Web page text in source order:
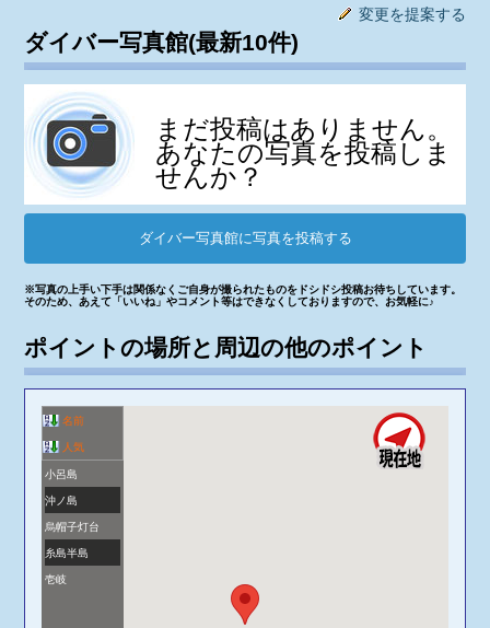
変更を提案する
ダイバー写真館(最新10件)
まだ投稿はありません。
あなたの写真を投稿しま
せんか？
ダイバー写真館に写真を投稿する
※写真の上手い下手は関係なくご自身が撮られたものをドシドシ投稿お待ちしています。
そのため、あえて「いいね」やコメント等はできなくしておりますので、お気軽に♪
ポイントの場所と周辺の他のポイント
名前
人気
小呂島
沖ノ島
烏帽子灯台
糸島半島
壱岐